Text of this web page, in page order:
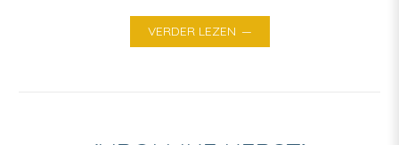
VERDER LEZEN